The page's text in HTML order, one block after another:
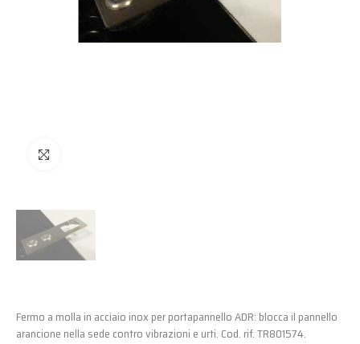
Fermo a molla in acciaio inox per portapannello ADR: blocca il pannello
arancione nella sede contro vibrazioni e urti. Cod. rif. TR801574.